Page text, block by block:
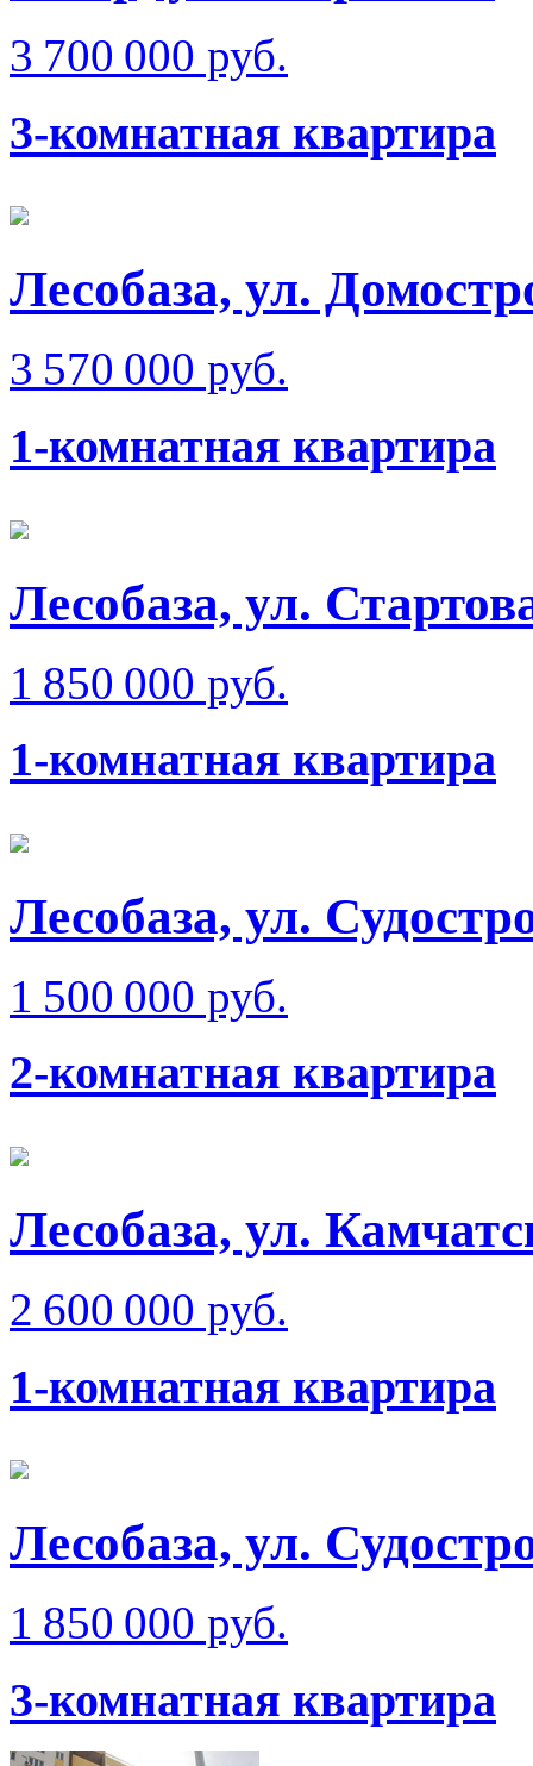
3 700 000 руб.
3-комнатная квартира
Лесобаза, ул.
3 570 000 руб.
1-комнатная квартира
Лесобаза, ул.
1 850 000 руб.
1-комнатная квартира
Лесобаза, ул.
1 500 000 руб.
2-комнатная квартира
Лесобаза, ул.
2 600 000 руб.
1-комнатная квартира
Лесобаза, ул.
1 850 000 руб.
3-комнатная квартира